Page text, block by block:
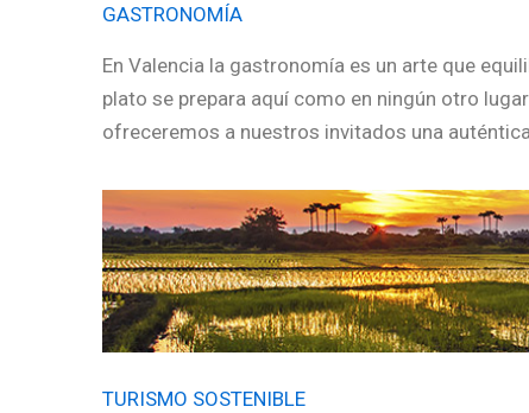
GASTRONOMÍA
En Valencia la gastronomía es un arte que
plato se prepara aquí como en ningún otro
ofreceremos a nuestros invitados una
TURISMO SOSTENIBLE